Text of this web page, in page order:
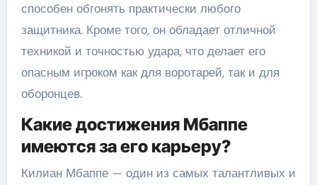
способен обгонять практически любого
защитника. Кроме того, он обладает отличной
техникой и точностью удара, что делает его
опасным игроком как для воротарей, так и для
оборонцев.
Какие достижения Мбаппе
имеются за его карьеру?
Килиан Мбаппе — один из самых талантливых и